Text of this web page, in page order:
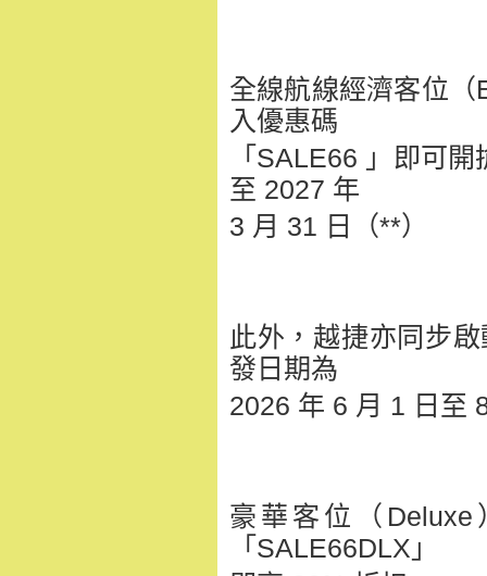
全線航線經濟客位
入優惠碼
「SALE66 」即可
至 2027 年
3 月 31 日（**）
此外，越捷亦同步
發日期為
2026 年 6 月 1 日至
豪華客位（
「SALE66DLX」